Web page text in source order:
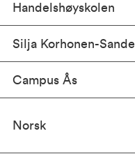
Handelshøyskolen
Silja Korhonen-Sande
Campus Ås
Norsk